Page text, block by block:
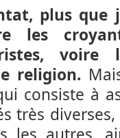
plus que
les
religion.
consiste à
très